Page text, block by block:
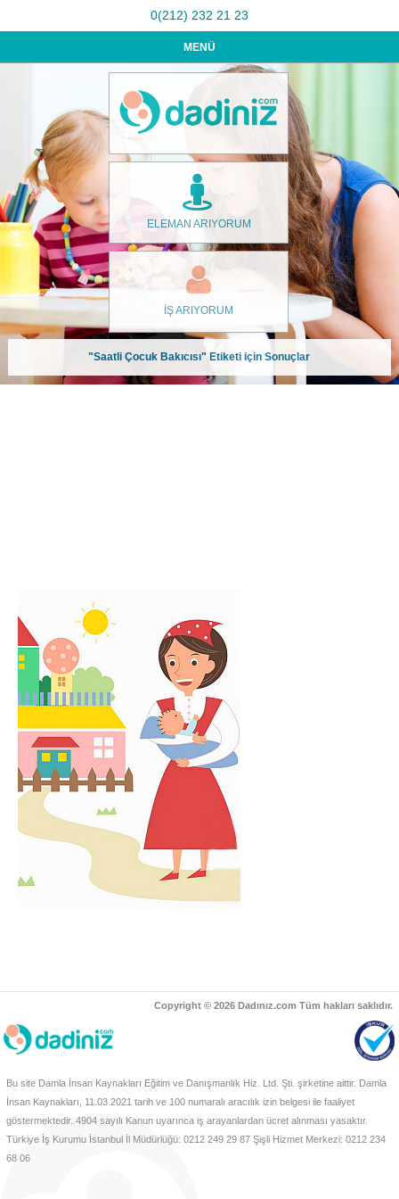
0(212) 232 21 23
MENÜ
ELEMAN ARIYORUM
İŞ ARIYORUM
"Saatli Çocuk Bakıcısı" Etiketi için Sonuçlar
Copyright © 2026 Dadınız.com Tüm hakları saklıdır.
Bu site Damla İnsan Kaynakları Eğitim ve Danışmanlık Hiz. Ltd. Şti. şirketine aittir. Damla
İnsan Kaynakları, 11.03.2021 tarih ve 100 numaralı aracılık izin belgesi ile faaliyet
göstermektedir. 4904 sayılı Kanun uyarınca iş arayanlardan ücret alınması yasaktır.
Türkiye İş Kurumu İstanbul İl Müdürlüğü: 0212 249 29 87 Şişli Hizmet Merkezi: 0212 234
68 06